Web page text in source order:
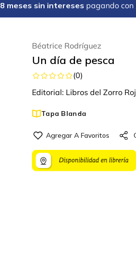
meses sin intereses pagando con
Béatrice Rodríguez
Un día de pesca
(0)
Editorial: Libros del Zorro
Tapa Blanda